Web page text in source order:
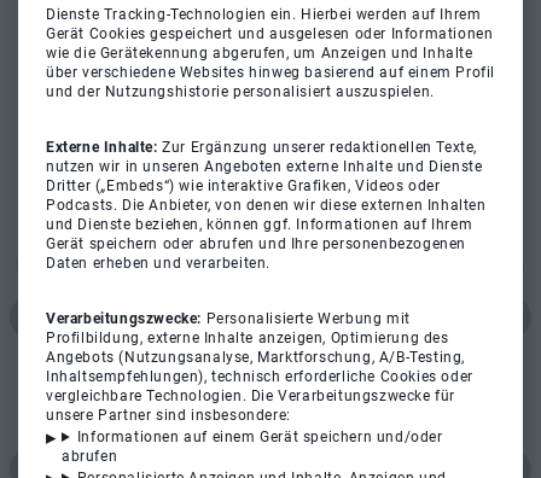
Dienste Tracking-Technologien ein. Hierbei werden auf Ihrem
Gerät Cookies gespeichert und ausgelesen oder Informationen
wie die Gerätekennung abgerufen, um Anzeigen und Inhalte
über verschiedene Websites hinweg basierend auf einem Profil
und der Nutzungshistorie personalisiert auszuspielen.
Externe Inhalte:Zur Ergänzung unserer redaktionellen Texte,
nutzen wir in unseren Angeboten externe Inhalte und Dienste
Dritter („Embeds“) wie interaktive Grafiken, Videos oder
Podcasts. Die Anbieter, von denen wir diese externen Inhalten
und Dienste beziehen, können ggf. Informationen auf Ihrem
Gerät speichern oder abrufen und Ihre personenbezogenen
Daten erheben und verarbeiten.
Verarbeitungszwecke: Personalisierte Werbung mit
Profilbildung, externe Inhalte anzeigen, Optimierung des
Angebots (Nutzungsanalyse, Marktforschung, A/B-Testing,
Inhaltsempfehlungen), technisch erforderliche Cookies oder
vergleichbare Technologien. Die Verarbeitungszwecke für
unsere Partner sind insbesondere:
Informationen auf einem Gerät speichern und/oder
abrufen